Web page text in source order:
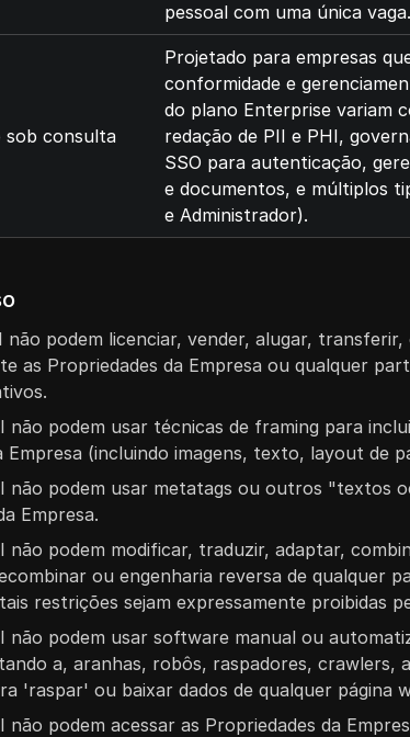
pessoal com uma única vaga.
sob consulta
Projetado para empresas
conformidade e
do plano Enterprise variam
redação de PII e PHI,
SSO para autenticação,
e documentos, e múltiplos
e Administrador).
não podem licenciar, vender, alugar,
as Propriedades da Empresa ou qualquer
não podem usar técnicas de framing para
(incluindo imagens, texto, layout de
não podem usar metatags ou outros "textos
Empresa.
não podem modificar, traduzir, adaptar,
ou engenharia reversa de qualquer
restrições sejam expressamente proibidas
não podem usar software manual ou
a, aranhas, robôs, raspadores, crawlers,
'raspar' ou baixar dados de qualquer página
não podem acessar as Propriedades da